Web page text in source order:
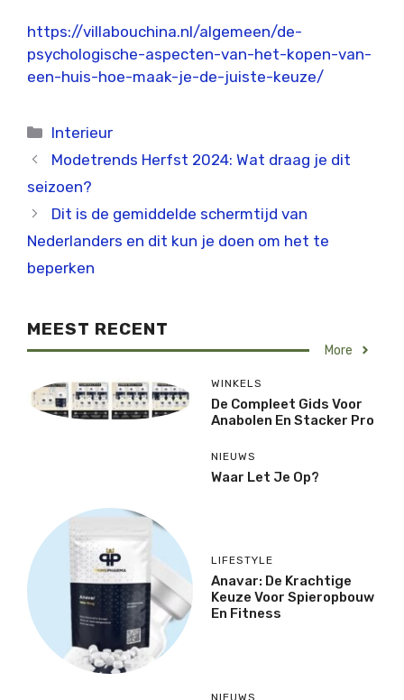
https://villabouchina.nl/algemeen/de-
psychologische-aspecten-van-het-kopen-van-
een-huis-hoe-maak-je-de-juiste-keuze/
Categorieën
Interieur
Modetrends Herfst 2024: Wat draag je dit
seizoen?
Dit is de gemiddelde schermtijd van
Nederlanders en dit kun je doen om het te
beperken
MEEST RECENT
More
WINKELS
De Compleet Gids Voor
Anabolen En Stacker Pro
NIEUWS
Waar Let Je Op?
LIFESTYLE
Anavar: De Krachtige
Keuze Voor Spieropbouw
En Fitness
NIEUWS